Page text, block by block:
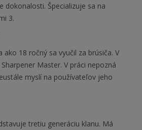
dokonalosti. Špecializuje sa na
3.
ako 18 ročný sa vyučil za brúsiča. V
Master. V práci nepozná
myslí na používateľov jeho
tretiu generáciu klanu. Má